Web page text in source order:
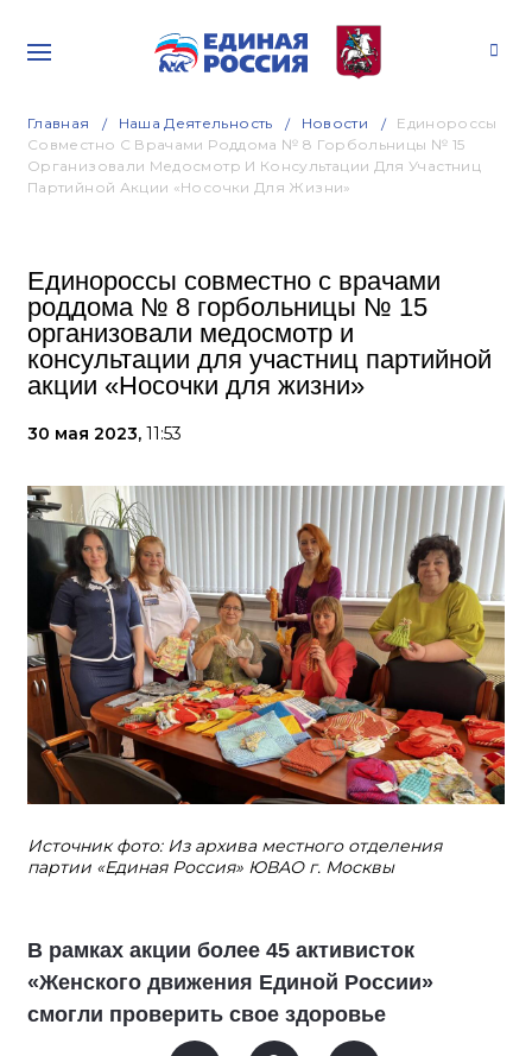
Главная Наша Деятельность Новости
Единороссы
Совместно С Врачами Роддома № 8 Горбольницы № 15
Организовали Медосмотр И Консультации Для Участниц
Партийной Акции «Носочки Для Жизни»
Единороссы совместно с врачами
роддома № 8 горбольницы № 15
организовали медосмотр и
консультации для участниц партийной
акции «Носочки для жизни»
30 мая 2023, 11:53
Источник фото: Из архива местного отделения
партии «Единая Россия» ЮВАО г. Москвы
В рамках акции более 45 активисток
«Женского движения Единой России»
смогли проверить свое здоровье